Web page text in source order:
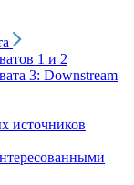
1 и 2
3: Downstream
источников